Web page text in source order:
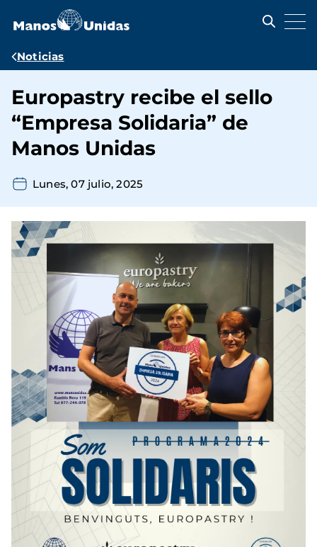
contenido
Ruta
navegación
Noticias
Europastry recibe el sello
“Empresa Solidaria” de
Manos Unidas
Lunes, 07 julio, 2025